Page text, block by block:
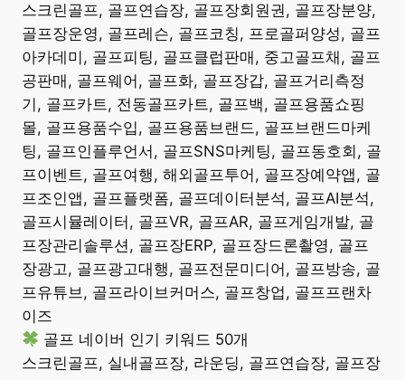
스크린골프, 골프연습장, 골프장회원권, 골프장분양,
골프장운영, 골프레슨, 골프코칭, 프로골퍼양성, 골프
아카데미, 골프피팅, 골프클럽판매, 중고골프채, 골프
공판매, 골프웨어, 골프화, 골프장갑, 골프거리측정
기, 골프카트, 전동골프카트, 골프백, 골프용품쇼핑
몰, 골프용품수입, 골프용품브랜드, 골프브랜드마케
팅, 골프인플루언서, 골프SNS마케팅, 골프동호회, 골
프이벤트, 골프여행, 해외골프투어, 골프장예약앱, 골
프조인앱, 골프플랫폼, 골프데이터분석, 골프AI분석,
골프시뮬레이터, 골프VR, 골프AR, 골프게임개발, 골
프장관리솔루션, 골프장ERP, 골프장드론촬영, 골프
장광고, 골프광고대행, 골프전문미디어, 골프방송, 골
프유튜브, 골프라이브커머스, 골프창업, 골프프랜차
이즈
골프 네이버 인기 키워드 50개
스크린골프, 실내골프장, 라운딩, 골프연습장, 골프장